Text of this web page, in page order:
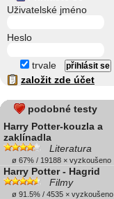
Uživatelské jméno
Heslo
trvale
založit zde účet
podobné testy
Harry Potter-kouzla a
zaklínadla
Literatura
ø 67% / 19188 × vyzkoušeno
Harry Potter - Hagrid
Filmy
ø 91.5% / 4535 × vyzkoušeno